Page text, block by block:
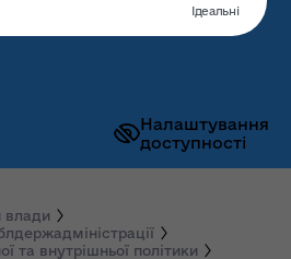
Налаштування
доступності
адміністрація
влади
та внутрішньої політики